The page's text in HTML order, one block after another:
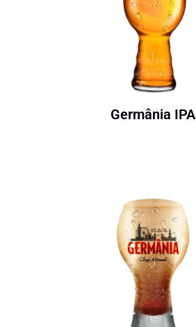
Germânia IPA